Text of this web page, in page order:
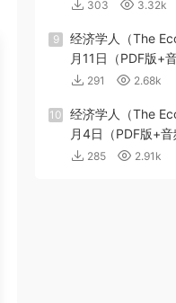
303 3.32k
9
经济学人（The
月11日（PDF版+
291 2.68k
10
经济学人（The
月4日（PDF版+音
285 2.91k